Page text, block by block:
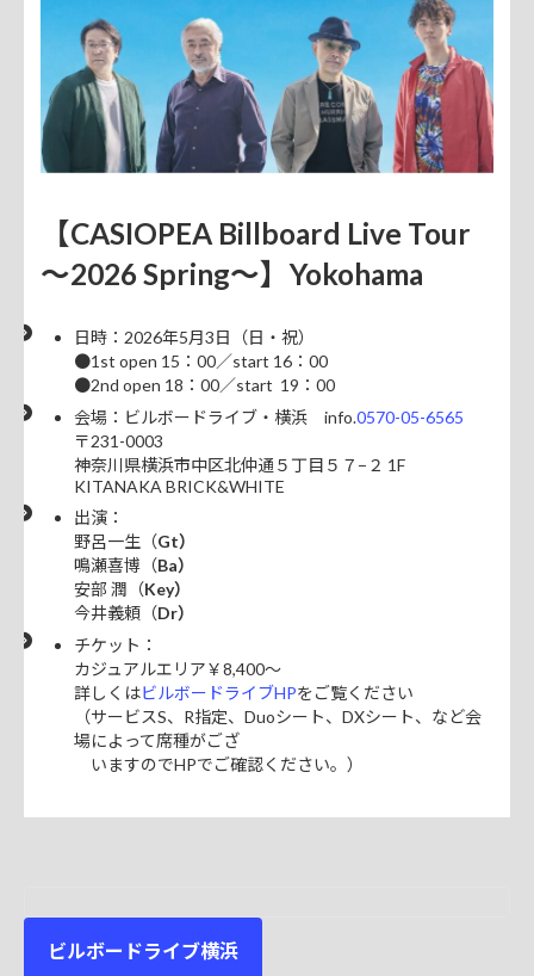
【CASIOPEA Billboard Live Tour
～2026 Spring～】Yokohama
日時：2026年5月3日（日・祝）
●1st open 15：00／start 16：00
●2nd open 18：00／start 19：00
会場：ビルボードライブ・横浜 info.0570-05-6565
〒231-0003
神奈川県横浜市中区北仲通５丁目５７−２ 1F
KITANAKA BRICK&WHITE
出演：
野呂一生（Gt）
鳴瀬喜博（Ba）
安部 潤（Key）
今井義頼（Dr）
チケット：
カジュアルエリア￥8,400～
詳しくはビルボードライブHPをご覧ください
（サービスS、R指定、Duoシート、DXシート、など会
場によって席種がござ
いますのでHPでご確認ください。）
ビルボードライブ横浜